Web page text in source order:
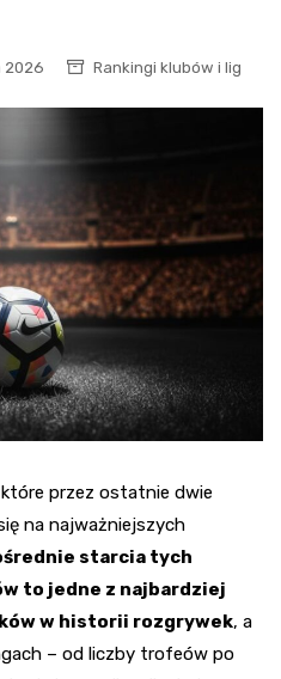
2026 Rankingi klubów i lig
przez ostatnie dwie
na najważniejszych
starcia tych
to jedne z najbardziej
w historii rozgrywek, a
– od liczby trofeów po